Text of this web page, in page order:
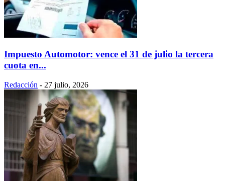
Impuesto Automotor: vence el 31 de julio la tercera
cuota en...
Redacción - 27 julio, 2026